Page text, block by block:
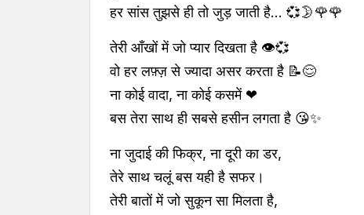
हर सांस तुझसे ही तो जुड़ जाती है... 💞🌛🌹🌹
तेरी आँखों में जो प्यार दिखता है 👁️💞
वो हर लफ़्ज़ से ज्यादा असर करता है 📝😌
ना कोई वादा, ना कोई कसमें ❤
बस तेरा साथ ही सबसे हसीन लगता है 😘✨
ना जुदाई की फिक्र, ना दूरी का डर,
तेरे साथ चलूं बस यही है सफर।
तेरी बातों में जो सुकून सा मिलता है,